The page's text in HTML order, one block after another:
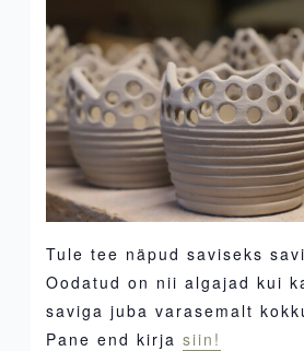
Tule tee näpud saviseks
Oodatud on nii algajad kui
saviga juba varasemalt
Pane end kirja siin!